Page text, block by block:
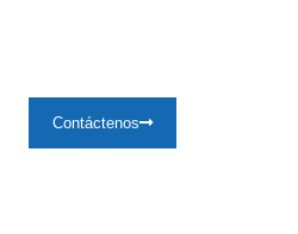
Contáctenos